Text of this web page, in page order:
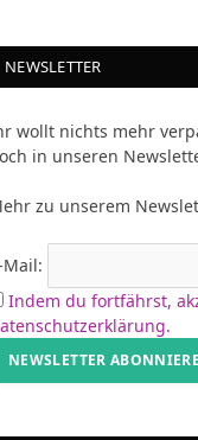
NEWSLETTER
wollt nichts mehr
in unseren
zu unserem
Mail:
Indem du fortfährst,